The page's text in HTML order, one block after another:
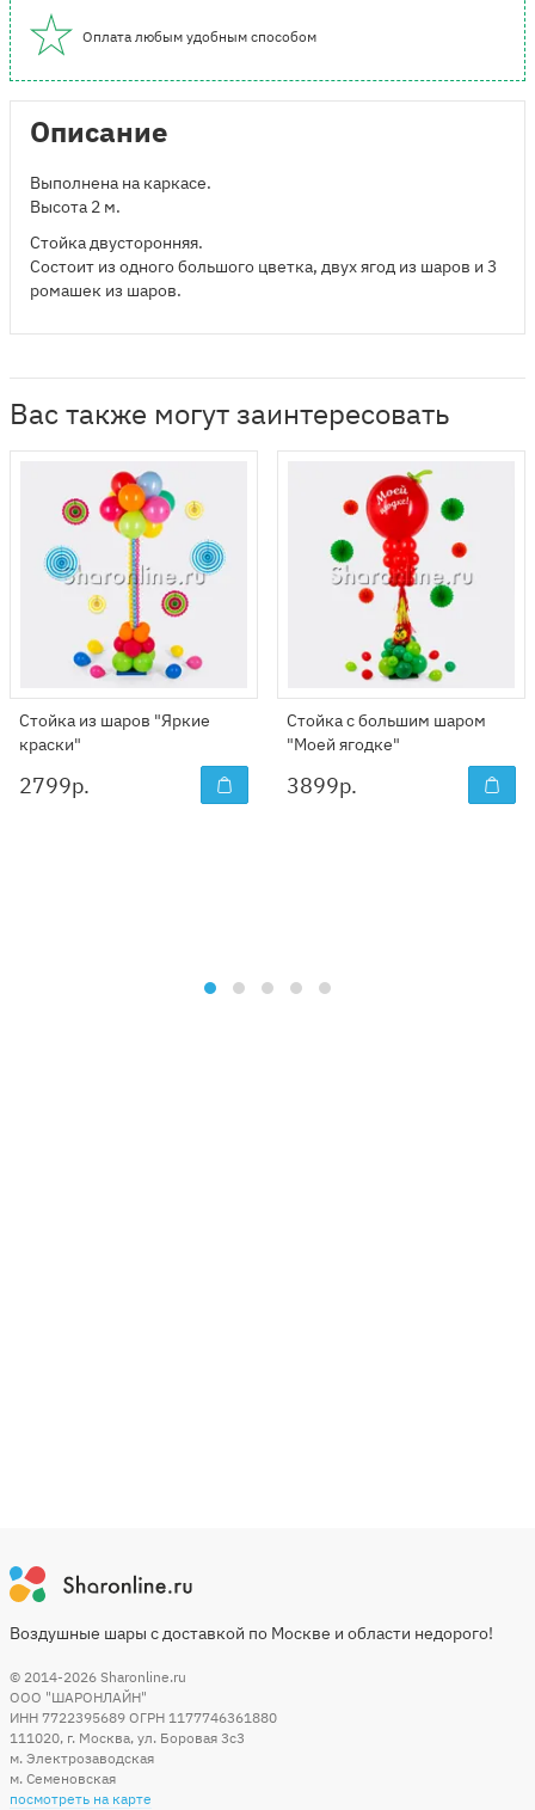
Оплата любым удобным способом
Описание
Выполнена на каркасе.
Высота 2 м.
Стойка двусторонняя.
Состоит из одного большого цветка, двух ягод из шаров и 3
ромашек из шаров.
Вас также могут заинтересовать
Стойка из шаров "Яркие
краски"
2799р.
Стойка с большим шаром
"Моей ягодке"
3899р.
Воздушные шары с доставкой по Москве и области недорого!
© 2014-2026 Sharonline.ru
ООО "ШАРОНЛАЙН"
ИНН 7722395689 ОГРН 1177746361880
111020, г. Москва, ул. Боровая 3c3
м. Электрозаводская
м. Семеновская
посмотреть на карте